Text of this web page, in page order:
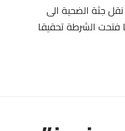
نقل جثة الضحية الى
فتحت الشرطة تحقيقا